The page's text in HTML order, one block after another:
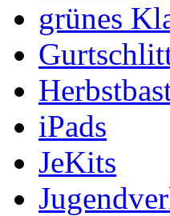
grünes
iPads
JeKits